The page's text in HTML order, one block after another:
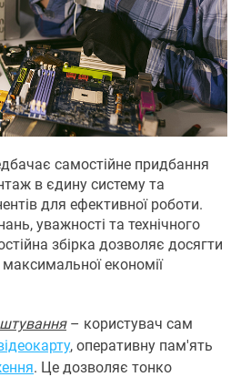
самостійне придбання
в єдину систему та
для ефективної роботи.
уважності та технічного
збірка дозволяє досягти
максимальної економії
– користувач сам
, оперативну пам'ять
. Це дозволяє тонко